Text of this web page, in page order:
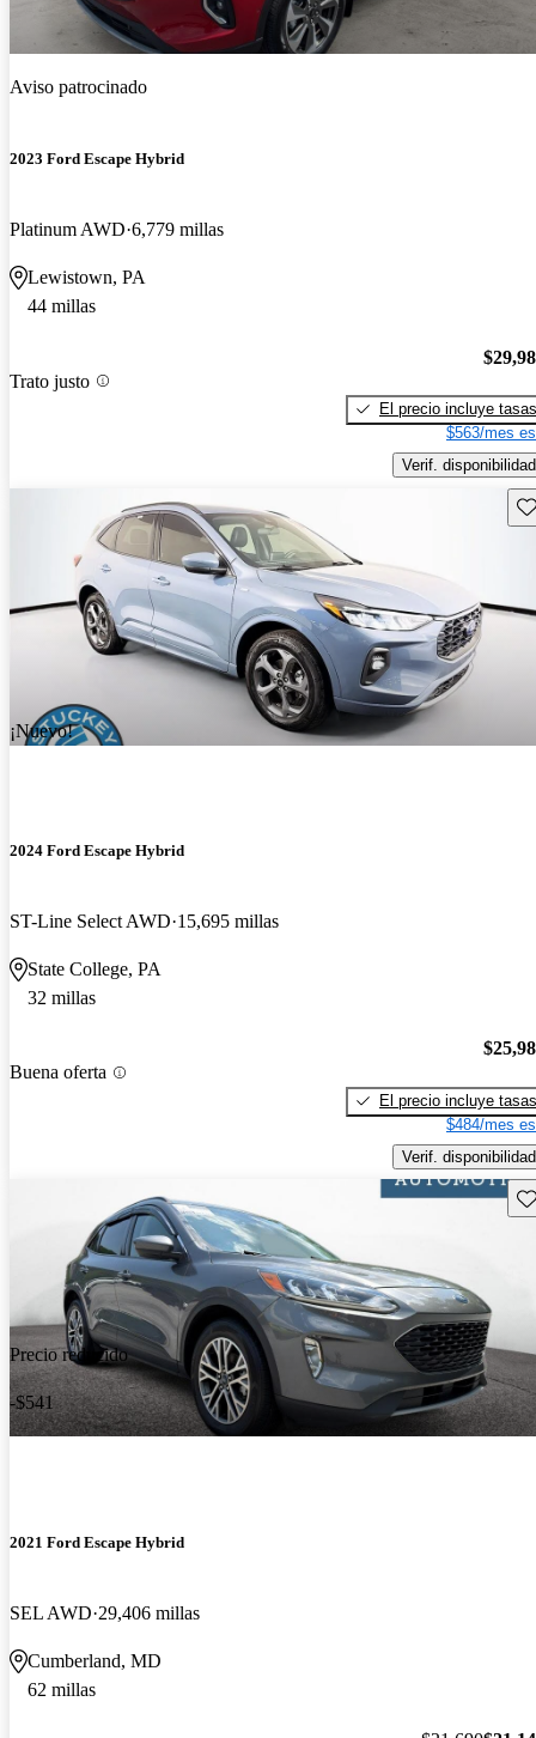
Aviso patrocinado
2023 Ford Escape Hybrid
Platinum AWD 6,779 millas
Lewistown, PA
44 millas
Trato justo
El precio incluye tasas
$563/mes
Verif. disponibilidad
¡Nuevo!
2024 Ford Escape Hybrid
ST-Line Select AWD 15,695 millas
State College, PA
32 millas
Buena oferta
El precio incluye tasas
$484/mes
Verif. disponibilidad
Precio reducido
-$541
2021 Ford Escape Hybrid
SEL AWD 29,406 millas
Cumberland, MD
62 millas